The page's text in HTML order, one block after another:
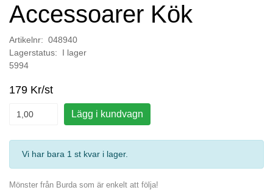
Accessoarer Kök
Artikelnr: 048940
Lagerstatus: I lager
5994
179 Kr/st
Lägg i kundvagn
Vi har bara 1 st kvar i lager.
Mönster från Burda som är enkelt att följa!